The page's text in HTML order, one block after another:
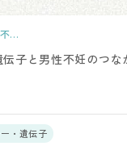
子と男性不妊のつ
・遺伝子